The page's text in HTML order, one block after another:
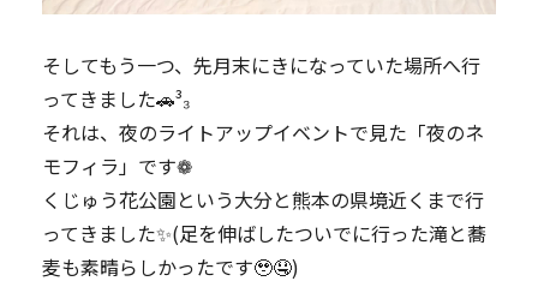
​そしてもう一つ、先月末にきになっていた場所へ行
ってきました🚗³₃
それは、夜のライトアップイベントで見た「夜のネ
モフィラ」です❁︎
くじゅう花公園という大分と熊本の県境近くまで行
ってきました✨(足を伸ばしたついでに行った滝と蕎
麦も素晴らしかったです🥹🤤)